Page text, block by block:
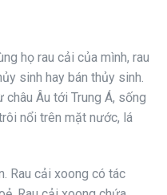
họ rau cải của mình, rau
sinh hay bán thủy sinh.
Âu tới Trung Á, sống
nổi trên mặt nước, lá
Rau cải xoong có tác